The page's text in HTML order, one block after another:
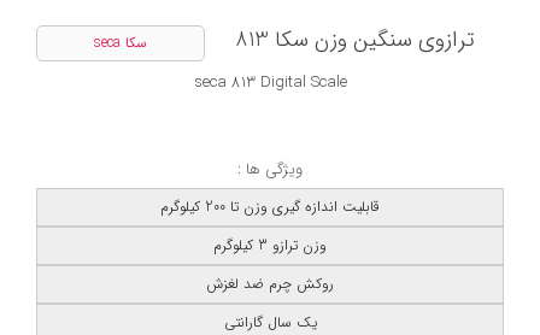
سکا seca ترازوی سنگین وزن سکا 813
seca 813 Digital Scale
ویژگی ها :
قابلیت اندازه گیری وزن تا 200 کیلوگرم
وزن ترازو 3 کیلوگرم
روکش چرم ضد لغزش
یک سال گارانتی